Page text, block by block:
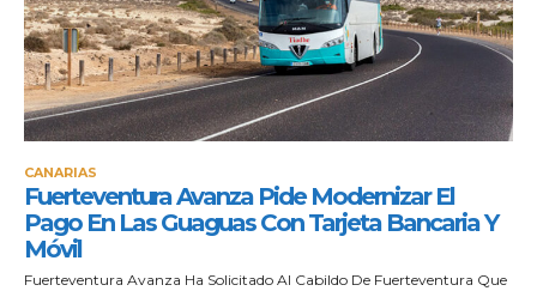
CANARIAS
Fuerteventura Avanza Pide Modernizar El
Pago En Las Guaguas Con Tarjeta Bancaria Y
Móvil
Fuerteventura Avanza Ha Solicitado Al Cabildo De Fuerteventura Que